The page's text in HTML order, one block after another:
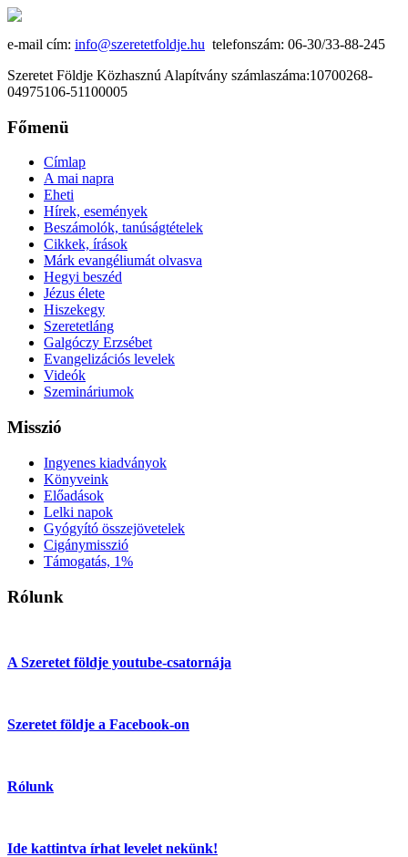
e-mail cím: info@szeretetfoldje.hu telefonszám: 06-30/33-88-245
Szeretet Földje Közhasznú Alapítvány számlaszáma:10700268-
04975106-51100005
Főmenü
Címlap
A mai napra
Eheti
Hírek, események
Beszámolók, tanúságtételek
Cikkek, írások
Márk evangéliumát olvasva
Hegyi beszéd
Jézus élete
Hiszekegy
Szeretetláng
Galgóczy Erzsébet
Evangelizációs levelek
Videók
Szemináriumok
Misszió
Ingyenes kiadványok
Könyveink
Előadások
Lelki napok
Gyógyító összejövetelek
Cigánymisszió
Támogatás, 1%
Rólunk
A Szeretet földje youtube-csatornája
Szeretet földje a Facebook-on
Rólunk
Ide kattintva írhat levelet nekünk!